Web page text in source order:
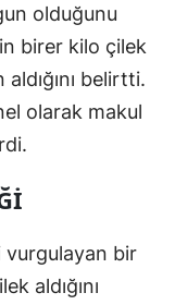
Kütahya
Malatya
Manisa
Muğla
Muş
olduğunu
birer kilo çilek
aldığını belirtti.
olarak makul
vurgulayan bir
aldığını